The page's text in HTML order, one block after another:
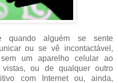
quando alguém se sente
ou se vê incontactável,
um aparelho celular ao
ou de qualquer outro
com Internet ou, ainda,